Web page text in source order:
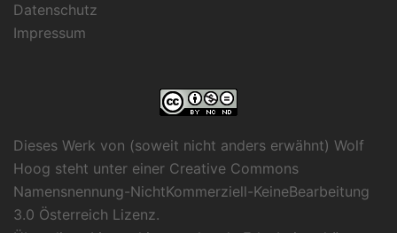
Datenschutz
Impressum
Dieses Werk von (soweit nicht anders erwähnt) Wolf
Hoog steht unter einer Creative Commons
Namensnennung-NichtKommerziell-KeineBearbeitung
3.0 Österreich Lizenz.